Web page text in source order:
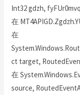
Int32 gdzh,
在
在
ct target,
在
source,